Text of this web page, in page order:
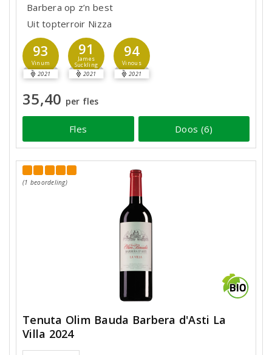
Barbera op z’n best
Uit topterroir Nizza
93
Vinum
2021
91
James
Suckling
2021
94
Vinous
2021
35,40 per fles
Fles Doos (6)
(1 beoordeling)
Tenuta Olim Bauda Barbera d'Asti La
Villa 2024